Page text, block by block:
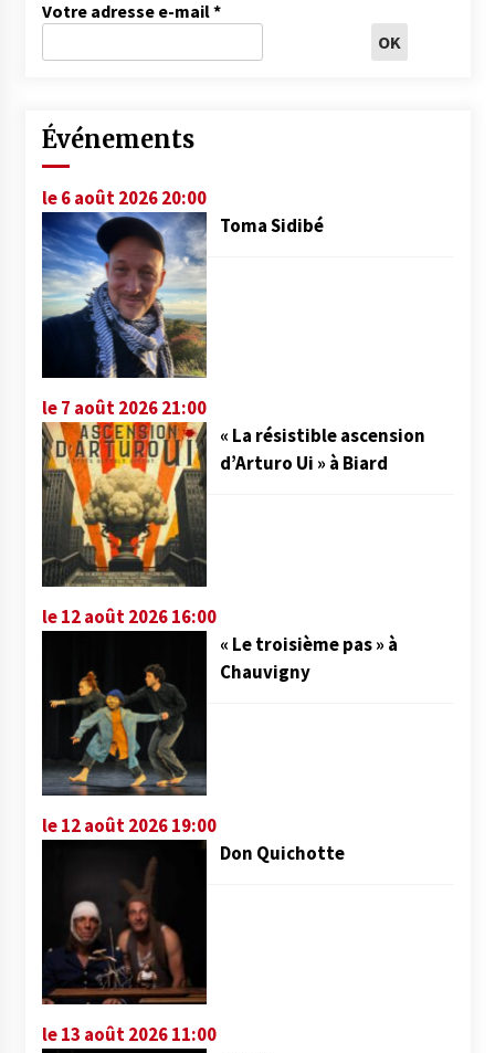
Votre adresse e-mail*
Événements
le 6 août 2026 20:00
Toma Sidibé
le 7 août 2026 21:00
« La résistible ascension
d’Arturo Ui » à Biard
le 12 août 2026 16:00
« Le troisième pas » à
Chauvigny
le 12 août 2026 19:00
Don Quichotte
le 13 août 2026 11:00